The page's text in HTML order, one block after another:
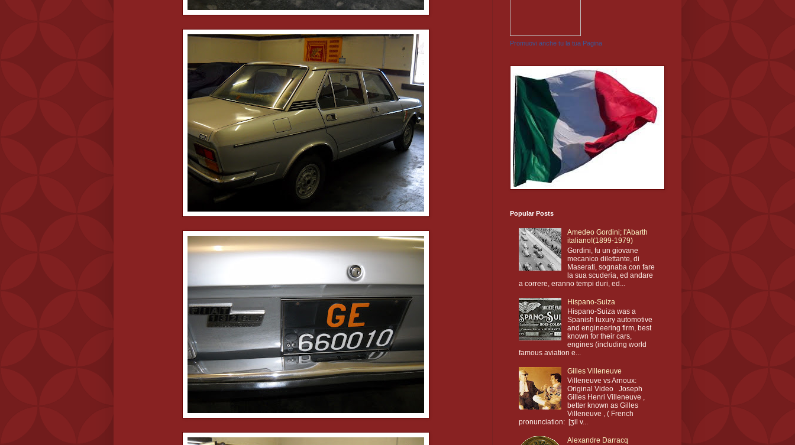
Promuovi anche tu la tua Pagina
Popular Posts
Amedeo Gordini; l'Abarth
italiano!(1899-1979)
Gordini, fu un giovane
mecanico dilettante, di
Maserati, sognaba con fare
la sua scuderia, ed andare
a correre, eranno tempi duri, ed...
Hispano-Suiza
Hispano-Suiza was a
Spanish luxury automotive
and engineering firm, best
known for their cars,
engines (including world
famous aviation e...
Gilles Villeneuve
Villeneuve vs Arnoux:
Original Video Joseph
Gilles Henri Villeneuve ,
better known as Gilles
Villeneuve , ( French
pronunciation: [ʒil v...
Alexandre Darracq